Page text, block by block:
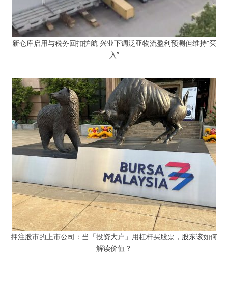
新仓库启用与税务回扣护航 兴业下调泛亚物流盈利预测但维持“买
入”
押注股市的上市公司：当「投资大户」用杠杆买股票，股东该如何
解读价值？